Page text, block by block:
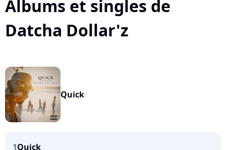
Albums et singles de
Datcha Dollar'z
Quick
1Quick